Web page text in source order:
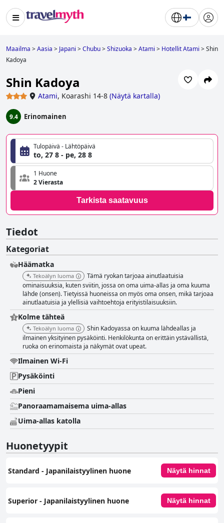
Maailma >Aasia > Japani >Chubu>Shizuoka >Atami > Hotellit Atami >Shin
Kadoya
Shin Kadoya
Atami, Koarashi 14-8 (Näytä kartalla)
9.4 Erinomainen
Tulopäivä - Lähtöpäivä
to, 27 8 - pe, 28 8
1 Huone
2 Vierasta
Tarkista saatavuus
Tiedot
Kategoriat
Häämatka
Tekoälyn luoma
Tämä ryokan tarjoaa ainutlaatuisia
ominaisuuksia, kuten sviitin, jossa on oma uima-allas ja oma kuuma
lähde (onsen). Tietyissä huoneissa on myös oma onsen, mikä tarjoaa
ainutlaatuisia ja ylellisiä vaihtoehtoja erityistilaisuuksiin.
Kolme tähteä
Tekoälyn luoma
Shin Kadoyassa on kuuma lähdeallas ja
ilmainen yksityinen pysäköinti. Henkilökunta on erittäin ystävällistä,
ruoka on erinomaista ja näkymät ovat upeat.
Ilmainen Wi-Fi
Pysäköinti
Pieni
Panoraamamaisema uima-allas
Uima-allas katolla
Huonetyypit
Standard - Japanilaistyylinen huone Näytä hinnat
Superior - Japanilaistyylinen huone Näytä hinnat